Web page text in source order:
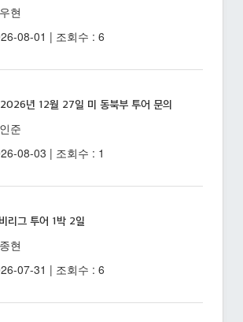
현
08-01 | 조회수 : 6
년 12월 27일 미 동북부 투어 문의
준
08-03 | 조회수 : 1
리그 투어 1박 2일
현
07-31 | 조회수 : 6